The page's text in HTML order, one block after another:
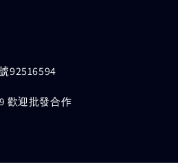
92516594
歡迎批發合作